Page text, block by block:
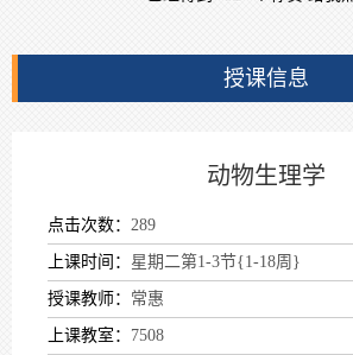
授课信息
动物生理学
点击次数： 289
上课时间： 星期二第1-3节{1-18周}
授课教师： 常惠
上课教室： 7508